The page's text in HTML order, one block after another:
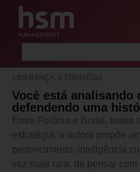
LIDERANÇA ESTRATÉGIA
Você está analisando
defendendo uma
Entre Polônia e Brasil, teatro
estratégia, a autora propõe
pertencimento, inteligência
vez mais rara, de pensar